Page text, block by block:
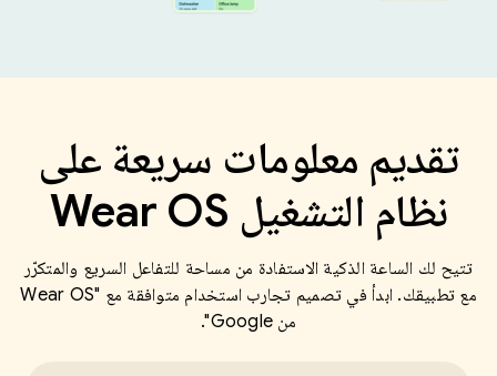
تقديم معلومات سريعة على
نظام التشغيل Wear OS
تتيح لك الساعة الذكية الاستفادة من مساحة للتفاعل السريع والمتكرّر
مع تطبيقك. ابدأ في تصميم تجارب استخدام متوافقة مع "Wear OS
من Google".